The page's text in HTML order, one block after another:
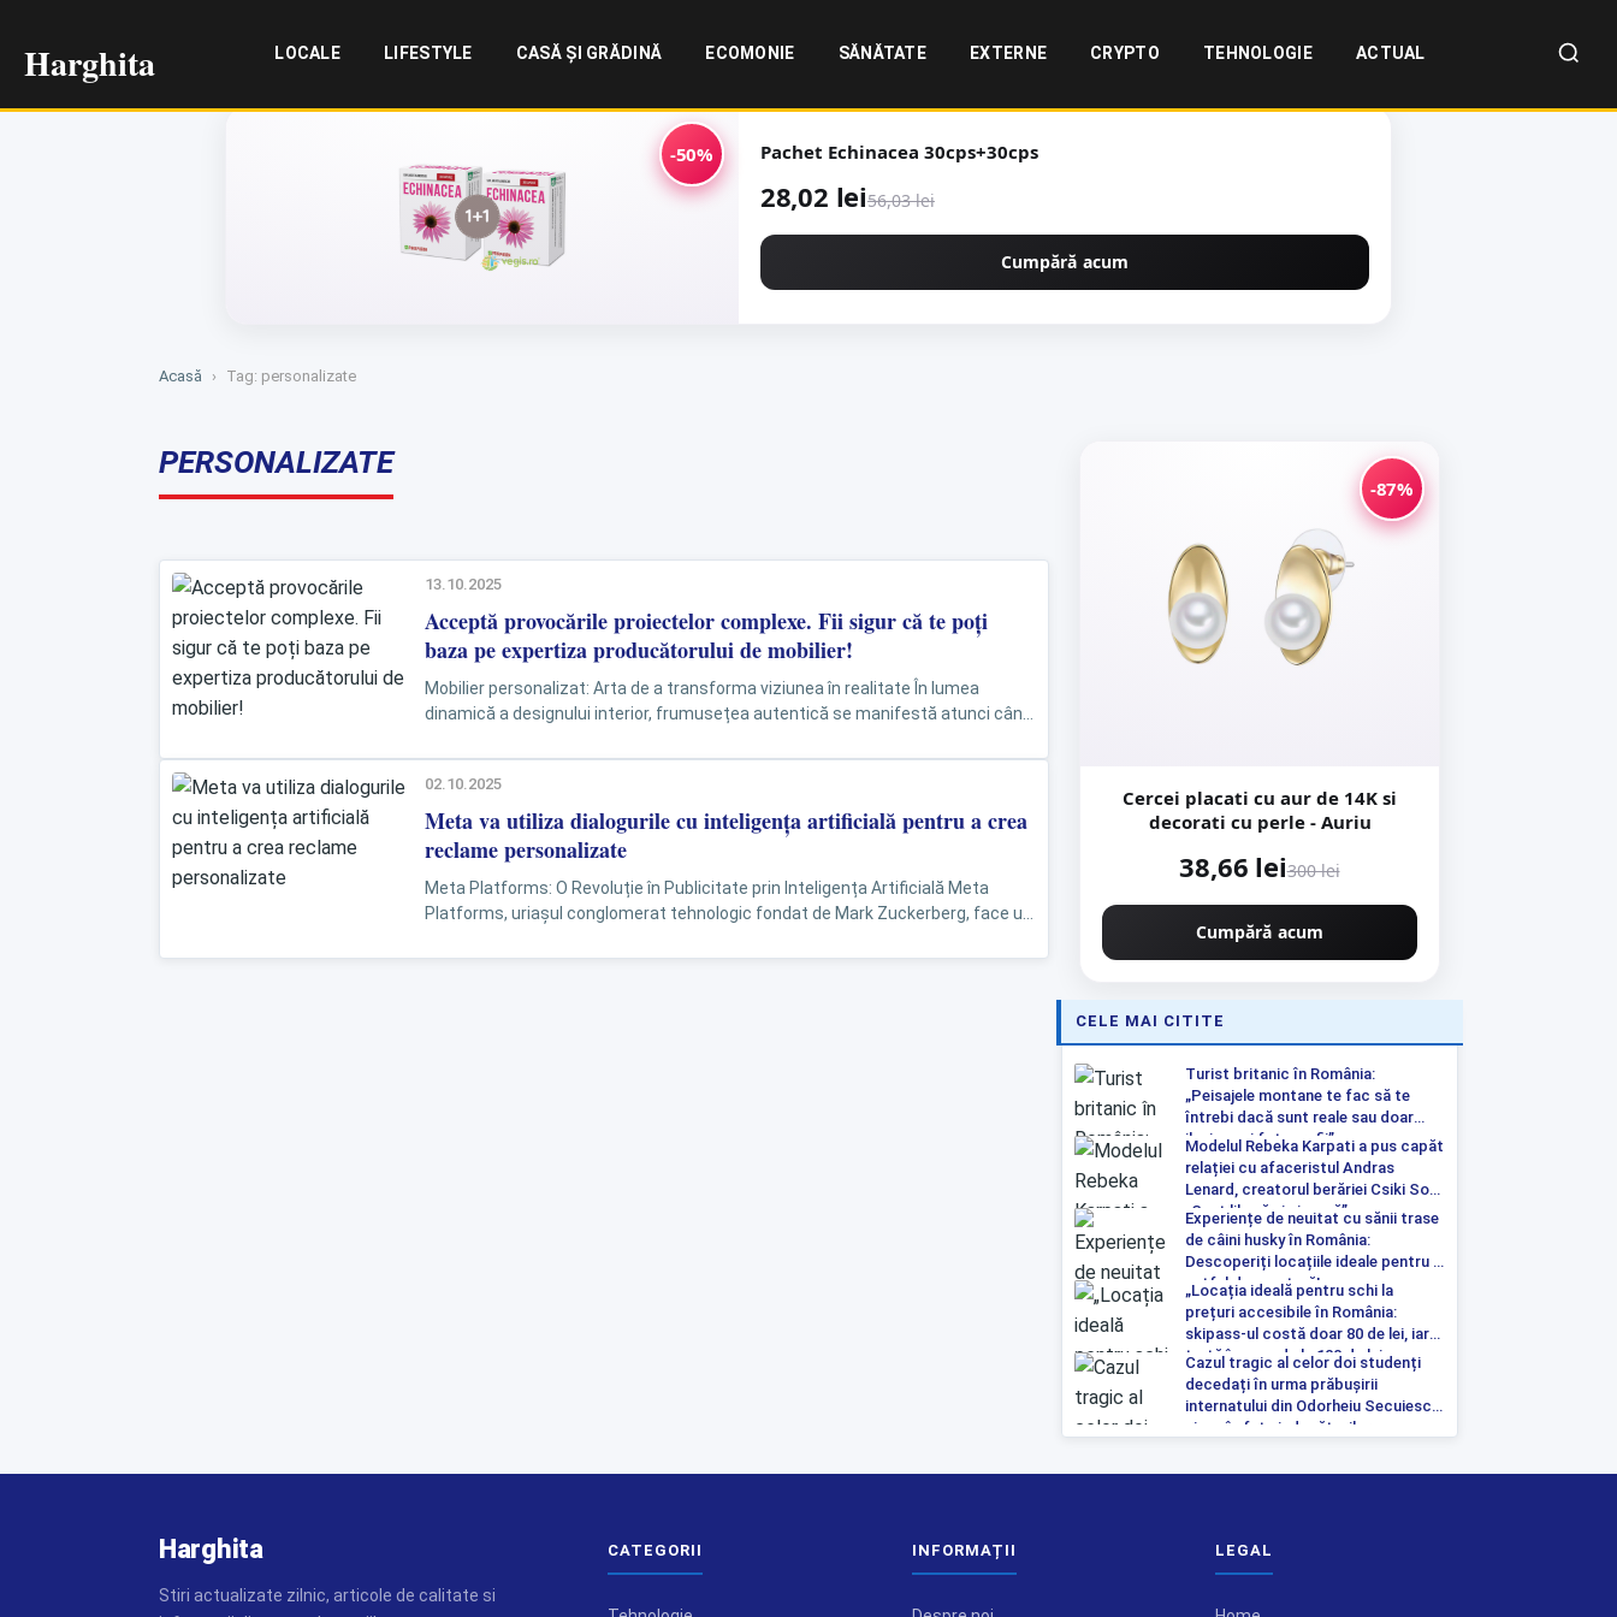
Harghita LOCALE LIFESTYLE CASĂ ȘI GRĂDINĂ ECOMONIE SĂNĂTATE EXTERNE CRYPTO TEHNOLOGIE ACTUAL
-50% Pachet Echinacea 30cps+30cps
28,02 lei56,03 lei
Cumpără acum
Acasă › Tag: personalizate
PERSONALIZATE
13.10.2025
Acceptă provocările proiectelor complexe. Fii sigur că te poți
baza pe expertiza producătorului de mobilier!
Mobilier personalizat: Arta de a transforma viziunea în realitate În lumea
dinamică a designului interior, frumusețea autentică se manifestă atunci când
02.10.2025
Meta va utiliza dialogurile cu inteligența artificială pentru a crea
reclame personalizate
Meta Platforms: O Revoluție în Publicitate prin Inteligența Artificială Meta
Platforms, uriașul conglomerat tehnologic fondat de Mark Zuckerberg, face un
-87%
Cercei placati cu aur de 14K si
decorati cu perle - Auriu
38,66 lei300 lei
Cumpără acum
CELE MAI CITITE
Turist britanic în România:
„Peisajele montane te fac să te
întrebi dacă sunt reale sau doar
iluzia unei fotografii”
Modelul Rebeka Karpati a pus capăt
relației cu afaceristul Andras
Lenard, creatorul berăriei Csiki Sor:
„Sunt liberă și singură”
Experiențe de neuitat cu sănii trase
de câini husky în România:
Descoperiți locațiile ideale pentru o
astfel de aventură!
„Locația ideală pentru schi la
prețuri accesibile în România:
skipass-ul costă doar 80 de lei, iar
tartă începe de la 100 de lei pe
noapte”
Cazul tragic al celor doi studenți
decedați în urma prăbușirii
internatului din Odorheiu Secuiesc a
ajuns în fața judecătorilor
Harghita
Stiri actualizate zilnic, articole de calitate si
CATEGORII INFORMAȚII LEGAL